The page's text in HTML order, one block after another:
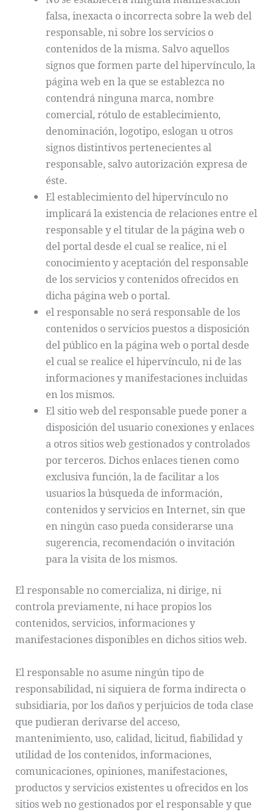
falsa, inexacta o incorrecta sobre la web del
responsable, ni sobre los servicios o
contenidos de la misma. Salvo aquellos
signos que formen parte del hipervínculo, la
página web en la que se establezca no
contendrá ninguna marca, nombre
comercial, rótulo de establecimiento,
denominación, logotipo, eslogan u otros
signos distintivos pertenecientes al
responsable, salvo autorización expresa de
éste.
El establecimiento del hipervínculo no
implicará la existencia de relaciones entre el
responsable y el titular de la página web o
del portal desde el cual se realice, ni el
conocimiento y aceptación del responsable
de los servicios y contenidos ofrecidos en
dicha página web o portal.
el responsable no será responsable de los
contenidos o servicios puestos a disposición
del público en la página web o portal desde
el cual se realice el hipervínculo, ni de las
informaciones y manifestaciones incluidas
en los mismos.
El sitio web del responsable puede poner a
disposición del usuario conexiones y enlaces
a otros sitios web gestionados y controlados
por terceros. Dichos enlaces tienen como
exclusiva función, la de facilitar a los
usuarios la búsqueda de información,
contenidos y servicios en Internet, sin que
en ningún caso pueda considerarse una
sugerencia, recomendación o invitación
para la visita de los mismos.
El responsable no comercializa, ni dirige, ni
controla previamente, ni hace propios los
contenidos, servicios, informaciones y
manifestaciones disponibles en dichos sitios web.
El responsable no asume ningún tipo de
responsabilidad, ni siquiera de forma indirecta o
subsidiaria, por los daños y perjuicios de toda clase
que pudieran derivarse del acceso,
mantenimiento, uso, calidad, licitud, fiabilidad y
utilidad de los contenidos, informaciones,
comunicaciones, opiniones, manifestaciones,
productos y servicios existentes u ofrecidos en los
sitios web no gestionados por el responsable y que